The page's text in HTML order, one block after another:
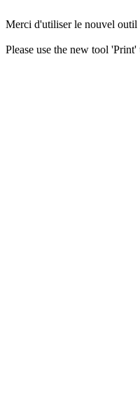
Merci d'utiliser le nouvel outil
Please use the new tool